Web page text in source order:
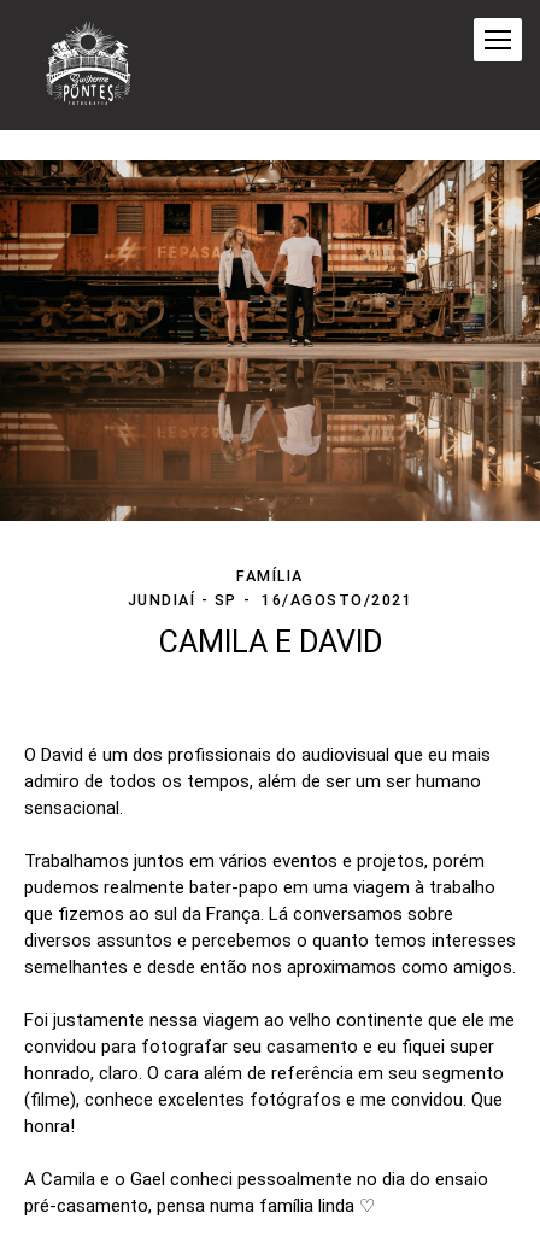
FAMÍLIA
JUNDIAÍ - SP
16/AGOSTO/2021
CAMILA E DAVID
O David é um dos profissionais do audiovisual que eu mais
admiro de todos os tempos, além de ser um ser humano
sensacional.
Trabalhamos juntos em vários eventos e projetos, porém
pudemos realmente bater-papo em uma viagem à trabalho
que fizemos ao sul da França. Lá conversamos sobre
diversos assuntos e percebemos o quanto temos interesses
semelhantes e desde então nos aproximamos como amigos.
Foi justamente nessa viagem ao velho continente que ele me
convidou para fotografar seu casamento e eu fiquei super
honrado, claro. O cara além de referência em seu segmento
(filme), conhece excelentes fotógrafos e me convidou. Que
honra!
A Camila e o Gael conheci pessoalmente no dia do ensaio
pré-casamento, pensa numa família linda ♡